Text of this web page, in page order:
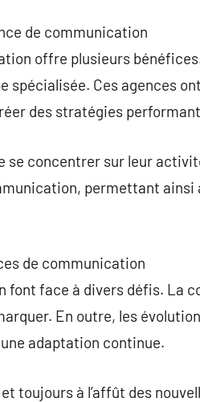
de communication
offre plusieurs
spécialisée. Ces agences
des stratégies
se concentrer sur leur
permettant
de communication
font face à divers défis. La
En outre, les
adaptation continue.
toujours à l’affût des